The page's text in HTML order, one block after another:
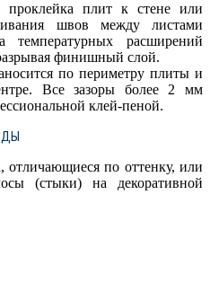
проклейка плит к стене или
швов между листами
температурных расширений
финишный слой.
по периметру плиты и
Все зазоры более 2 мм
клей-пеной.
по оттенку, или
(стыки) на декоративной